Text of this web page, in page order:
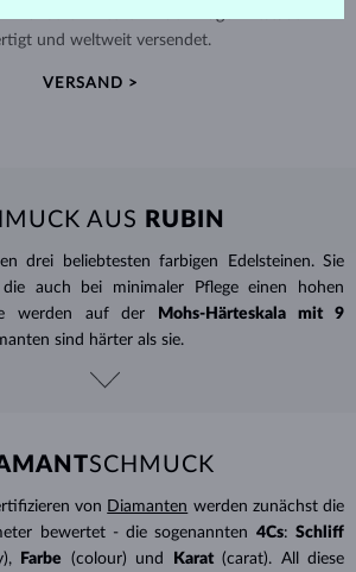
und weltweit versendet.
VERSAND >
AUS RUBIN
drei beliebtesten farbigen Edelsteinen. Sie
auch bei minimaler Pflege einen hohen
werden auf der
Mohs-Härteskala mit 9
sind härter als sie.
SCHMUCK
von Diamanten werden zunächst die
bewertet - die sogenannten 4Cs: Schliff
Farbe (colour) und Karat (carat). All diese